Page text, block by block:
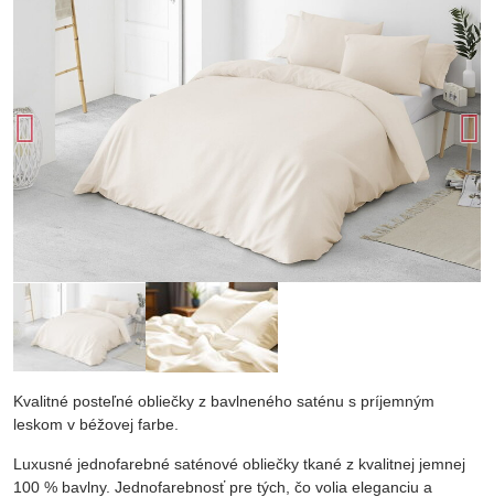
Kvalitné posteľné obliečky z bavlneného saténu s príjemným
leskom v béžovej farbe.
Luxusné jednofarebné saténové obliečky tkané z kvalitnej jemnej
100 % bavlny. Jednofarebnosť pre tých, čo volia eleganciu a